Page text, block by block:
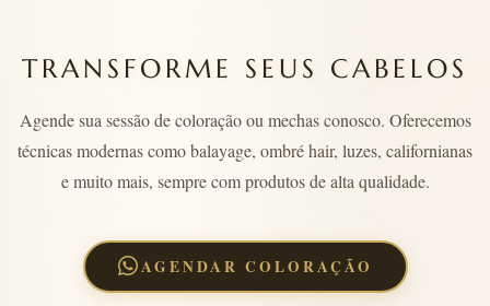
TRANSFORME SEUS CABELOS
Agende sua sessão de coloração ou mechas conosco. Oferecemos
técnicas modernas como balayage, ombré hair, luzes, californianas
e muito mais, sempre com produtos de alta qualidade.
AGENDAR COLORAÇÃO